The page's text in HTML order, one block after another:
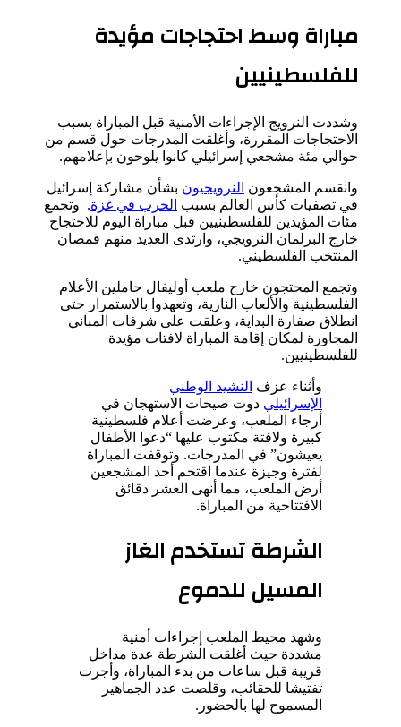
مباراة وسط احتجاجات مؤيدة
للفلسطينيين
وشددت النرويج الإجراءات الأمنية قبل المباراة بسبب
الاحتجاجات المقررة، وأغلقت المدرجات حول قسم من
حوالي مئة مشجعي إسرائيلي كانوا يلوحون بإعلامهم.
وانقسم المشجعون النرويجيون بشأن مشاركة إسرائيل
في تصفيات كأس العالم بسبب الحرب في غزة. وتجمع
مئات المؤيدين للفلسطينيين قبل مباراة اليوم للاحتجاج
خارج البرلمان النرويجي، وارتدى العديد منهم قمصان
المنتخب الفلسطيني.
وتجمع المحتجون خارج ملعب أوليفال حاملين الأعلام
الفلسطينية والألعاب النارية، وتعهدوا بالاستمرار حتى
انطلاق صفارة البداية، وعلقت على شرفات المباني
المجاورة لمكان إقامة المباراة لافتات مؤيدة
للفلسطينيين.
وأثناء عزف النشيد الوطني
الإسرائيلي دوت صيحات الاستهجان في
أرجاء الملعب، وعرضت أعلام فلسطينية
كبيرة ولافتة مكتوب عليها “دعوا الأطفال
يعيشون” في المدرجات. وتوقفت المباراة
لفترة وجيزة عندما اقتحم أحد المشجعين
أرض الملعب، مما أنهى العشر دقائق
الافتتاحية من المباراة.
الشرطة تستخدم الغاز
المسيل للدموع
وشهد محيط الملعب إجراءات أمنية
مشددة حيث أغلقت الشرطة عدة مداخل
قريبة قبل ساعات من بدء المباراة، وأجرت
تفتيشا للحقائب، وقلصت عدد الجماهير
المسموح لها بالحضور.